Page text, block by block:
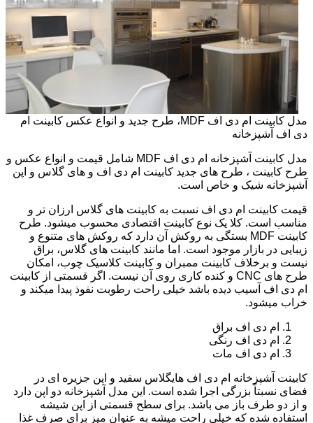
مدل کابینت ام دی اف MDF، طرح جدید و انواع عکس کابینت ام
دی اف آشپزخانه
مدل کابینت آشپزخانه ام دی اف MDF شامل قیمت و انواع عکس و
طرح کابینت ، طرح های جدید کابینت ام دی اف و های گلاس و اپن
آشپزخانه شیک و خاص است.
قیمت کابینت ام دی اف نسبت به کابینت های گلاس ارزان تر و
مناسب است. کلا یک نوع کابینت اقتصادی محسوب میشود. طرح
کابینت MDF بستگی به روکش آن دارد که روکش های متنوع و
زیبایی در بازار موجود است. اما مانند کابینت های گلاس، براق
نیست و برخلاف کابینت ممبران و کابینت کلاسیک چوب، امکان
طرح های CNC و کنده کاری روی آن نیست. اگر قسمتی از کابینت
ام دی اف آسیب دیده باشد خیلی راحت رطوبت نفوذ پیدا میکند و
خراب میشود.
ام دی اف براق
ام دی اف رنگی
ام دی اف مات
کابینت آشپزخانه ام دی اف هایگلاس سفید و اپن جزیره ای در
فضای نسبتاً بزرگی اجرا شده است. این مدل آشپزخانه دو اپن دارد
و از دو طرف باز می باشد. برای سطح قسمتی از اپن شیشه
استفاده شده که خیلی راحت میشه به عنوان میز برای صرف غذا